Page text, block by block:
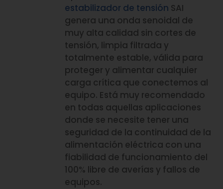
estabilizador de tensión SAI
genera una onda senoidal de
muy alta calidad sin cortes de
tensión, limpia filtrada y
totalmente estable, válida para
proteger y alimentar cualquier
carga crítica que conectemos al
equipo. Está muy recomendado
en todas aquellas aplicaciones
donde se necesite tener una
seguridad de la continuidad de la
alimentación eléctrica con una
fiabilidad de funcionamiento del
100% libre de averías y fallos de
equipos.